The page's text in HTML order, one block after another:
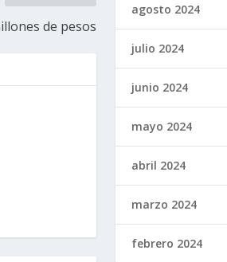
de pesos
agosto 2024
julio 2024
junio 2024
mayo 2024
abril 2024
marzo 2024
febrero 2024